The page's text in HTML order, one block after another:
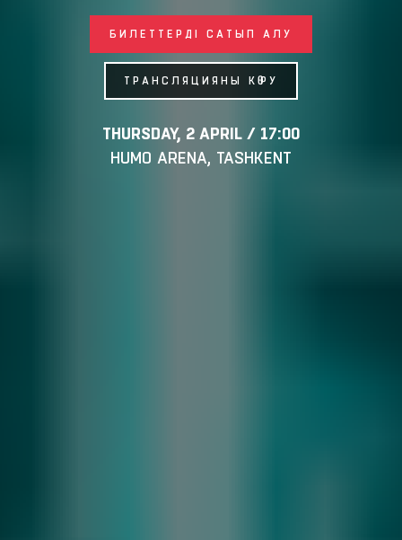
БИЛЕТТЕРДІ САТЫП АЛУ
ТРАНСЛЯЦИЯНЫ КӨРУ
THURSDAY, 2 APRIL / 17:00
HUMO ARENA, TASHKENT